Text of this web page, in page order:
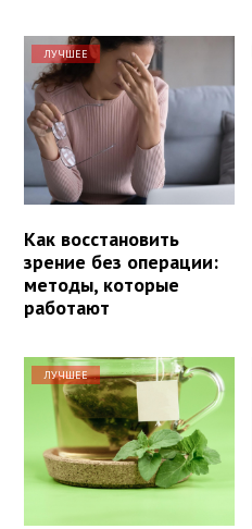
ЛУЧШЕЕ
Как восстановить
зрение без операции:
методы, которые
работают
ЛУЧШЕЕ